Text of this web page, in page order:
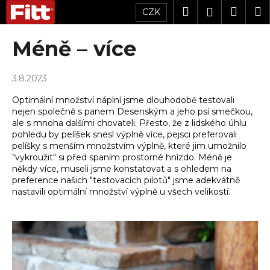
Přejít
obsah
CZK Hledat
Méně – více
3.8.2023
Optimální množství náplní jsme dlouhodobě testovali
nejen společně s panem Desenským a jeho psí smečkou,
ale s mnoha dalšími chovateli. Přesto, že z lidského úhlu
pohledu by pelíšek snesl výplně více, pejsci preferovali
pelíšky s menším množstvím výplně, které jim umožnilo
"vykroužit" si před spaním prostorné hnízdo. Méně je
někdy více, museli jsme konstatovat a s ohledem na
preference našich "testovacích pilotů" jsme adekvátně
nastavili optimální množství výplně u všech velikostí.
K
o
o
p
o
t
ř
e
b
u
e
t
e